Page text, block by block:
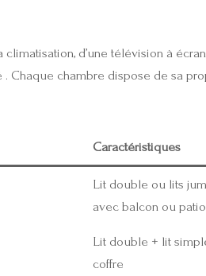
d’une télévision à
. Chaque chambre dispose de sa
Caractéristiques
Lit double ou lits
avec balcon ou patio
Lit double + lit
coffre